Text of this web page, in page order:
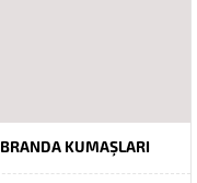
BRANDA KUMAŞLARI